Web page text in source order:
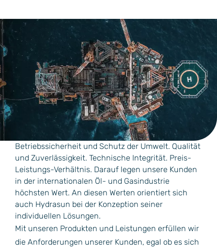
Betriebssicherheit und Schutz der Umwelt. Qualität
und Zuverlässigkeit. Technische Integrität. Preis-
Leistungs-Verhältnis. Darauf legen unsere Kunden
in der internationalen Öl- und Gasindustrie
höchsten Wert. An diesen Werten orientiert sich
auch Hydrasun bei der Konzeption seiner
individuellen Lösungen.
Mit unseren Produkten und Leistungen erfüllen wir
die Anforderungen unserer Kunden, egal ob es sich